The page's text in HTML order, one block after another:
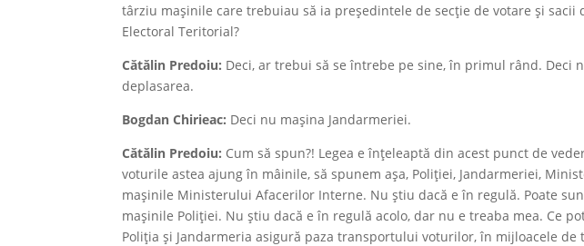
târziu mașinile care trebuiau să ia președintele de secție de votare și
Electoral Teritorial?
Cătălin Predoiu: Deci, ar trebui să se întrebe pe sine, în primul rând. Deci
deplasarea.
Bogdan Chirieac: Deci nu maşina Jandarmeriei.
Cătălin Predoiu: Cum să spun?! Legea e înțeleaptă din acest punct de
voturile astea ajung în mâinile, să spunem așa, Poliției, Jandarmeriei,
mașinile Ministerului Afacerilor Interne. Nu știu dacă e în regulă. Poate
mașinile Poliției. Nu știu dacă e în regulă acolo, dar nu e treaba mea. Ce
Poliția și Jandarmeria asigură paza transportului voturilor, în mijloacele